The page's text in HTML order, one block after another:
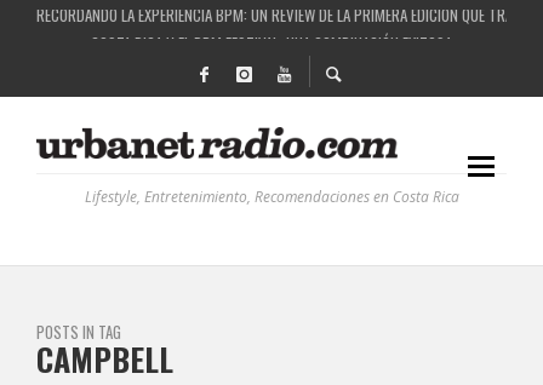
COSTA RICA Y EL BPM FESTIVAL: UNA COMBINACIÓN EXITOSA
RUTAS NATURBANAS: EL PROYECTO QUE ESTÁ TRANSFORMANDO LA CALIDAD DE
LA HISTORIA DETRÁS DE LA MÚSICA ELECTRÓNICA: BBC RADIOPHONIC WORKSHOP
Lifestyle, Entretenimiento, Recomendaciones en Costa Rica
POSTS IN TAG
CAMPBELL